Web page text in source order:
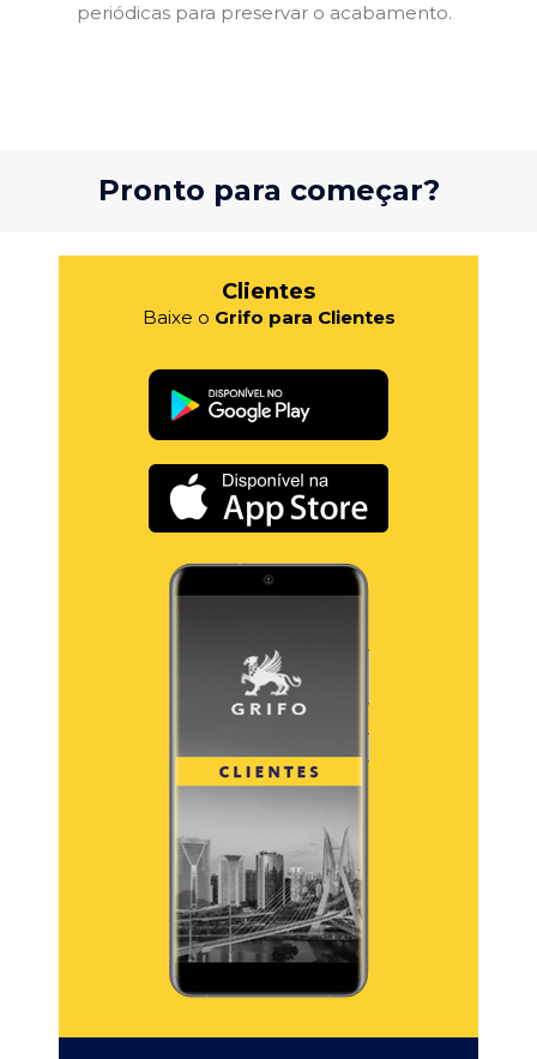
periódicas para preservar o acabamento.
Pronto para começar?
Clientes
Baixe o Grifo para Clientes